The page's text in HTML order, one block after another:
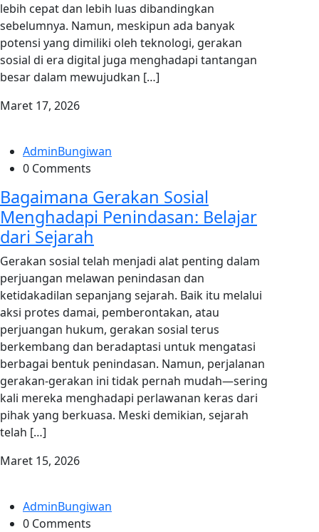
lebih cepat dan lebih luas dibandingkan
sebelumnya. Namun, meskipun ada banyak
potensi yang dimiliki oleh teknologi, gerakan
sosial di era digital juga menghadapi tantangan
besar dalam mewujudkan […]
Maret 17, 2026
AdminBungiwan
0 Comments
Bagaimana Gerakan Sosial
Menghadapi Penindasan: Belajar
dari Sejarah
Gerakan sosial telah menjadi alat penting dalam
perjuangan melawan penindasan dan
ketidakadilan sepanjang sejarah. Baik itu melalui
aksi protes damai, pemberontakan, atau
perjuangan hukum, gerakan sosial terus
berkembang dan beradaptasi untuk mengatasi
berbagai bentuk penindasan. Namun, perjalanan
gerakan-gerakan ini tidak pernah mudah—sering
kali mereka menghadapi perlawanan keras dari
pihak yang berkuasa. Meski demikian, sejarah
telah […]
Maret 15, 2026
AdminBungiwan
0 Comments